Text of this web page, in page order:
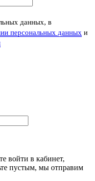
данных, в
персональных данных и
войти в кабинет,
пустым, мы отправим